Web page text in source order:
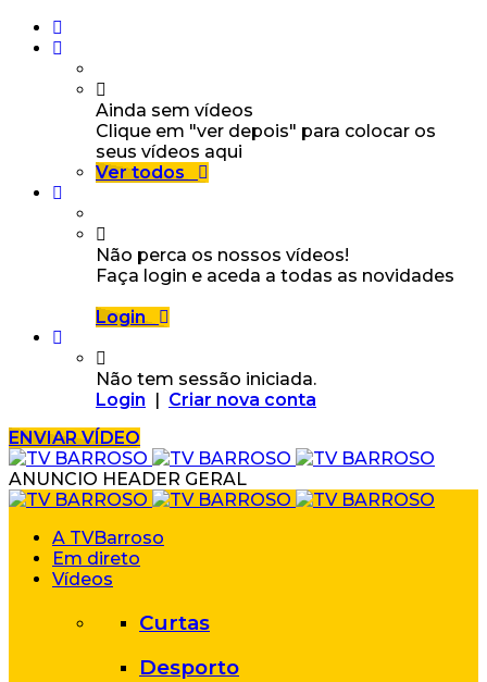
Ainda sem vídeos
Clique em "ver depois" para colocar os
seus vídeos aqui
Ver todos
Não perca os nossos vídeos!
Faça login e aceda a todas as novidades
Login
Não tem sessão iniciada.
Login | Criar nova conta
ENVIAR VÍDEO
ANUNCIO HEADER GERAL
A TVBarroso
Em direto
Vídeos
Curtas
Desporto